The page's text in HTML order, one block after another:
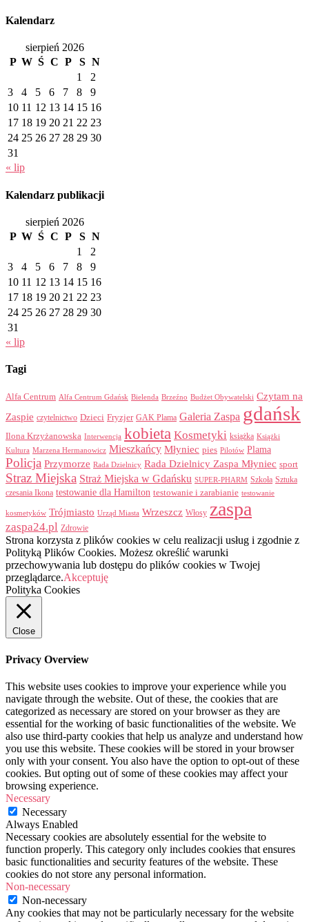
Kalendarz
sierpień 2026
P W Ś C P S N
1
2
3
4 5 6 7 8
9
10 11 12 13 14 15 16
17 18 19 20 21 22 23
24 25 26 27 28 29 30
31
« lip
Kalendarz publikacji
sierpień 2026
P W Ś C P S N
1
2
3
4 5 6 7 8
9
10 11 12 13 14 15 16
17 18 19 20 21 22 23
24 25 26 27 28 29 30
31
« lip
Tagi
Alfa Centrum Alfa Centrum Gdańsk Bielenda Brzeźno Budżet Obywatelski Czytam na
Zaspie czytelnictwo Dzieci Fryzjer GAK Plama Galeria Zaspa gdańsk
Ilona Krzyżanowska Interwencja kobieta Kosmetyki książka Książki
Kultura Marzena Hermanowicz Mieszkańcy Młyniec pies Pilotów Plama
Policja Przymorze Rada Dzielnicy Rada Dzielnicy Zaspa Młyniec sport
Straz Miejska Straż Miejska w Gdańsku SUPER-PHARM Szkoła Sztuka
czesania Ikona testowanie dla Hamilton testowanie i zarabianie testowanie
kosmetyków Trójmiasto Urząd Miasta Wrzeszcz Włosy zaspa
zaspa24.pl Zdrowie
Strona korzysta z plików cookies w celu realizacji usług i zgodnie z
Polityką Plików Cookies. Możesz określić warunki
przechowywania lub dostępu do plików cookies w Twojej
przeglądarce.Akceptuję
Polityka Cookies
Close
Privacy Overview
This website uses cookies to improve your experience while you
navigate through the website. Out of these, the cookies that are
categorized as necessary are stored on your browser as they are
essential for the working of basic functionalities of the website. We
also use third-party cookies that help us analyze and understand how
you use this website. These cookies will be stored in your browser
only with your consent. You also have the option to opt-out of these
cookies. But opting out of some of these cookies may affect your
browsing experience.
Necessary
Necessary
Always Enabled
Necessary cookies are absolutely essential for the website to
function properly. This category only includes cookies that ensures
basic functionalities and security features of the website. These
cookies do not store any personal information.
Non-necessary
Non-necessary
Any cookies that may not be particularly necessary for the website